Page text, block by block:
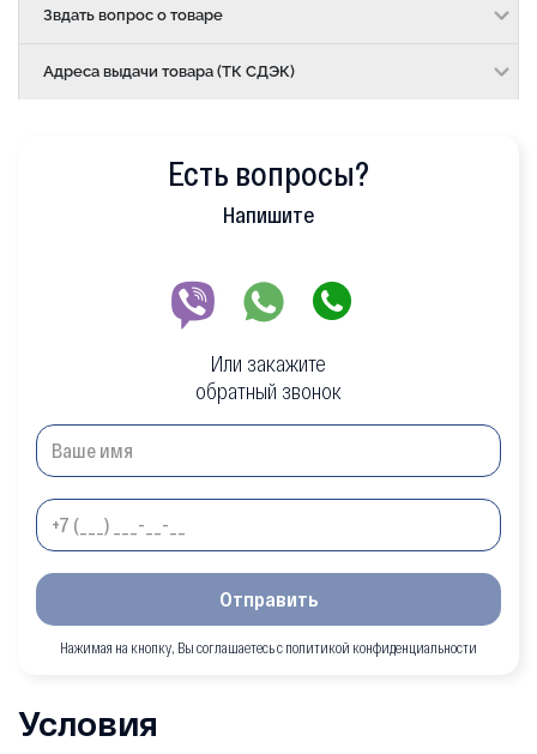
Звдать вопрос о товаре
Адреса выдачи товара (ТК СДЭК)
Есть вопросы?
Напишите
Или закажите
обратный звонок
Отправить
Нажимая на кнопку, Вы соглашаетесь с политикой конфиденциальности
Условия